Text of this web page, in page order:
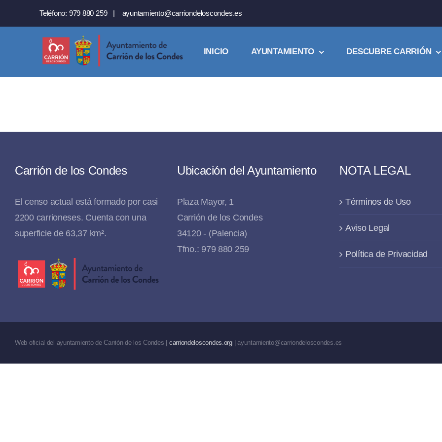
Teléfono: 979 880 259 | ayuntamiento@carriondeloscondes.es
INICIO AYUNTAMIENTO DESCUBRE CARRIÓN
Carrión de los Condes
El censo actual está formado por casi
2200 carrioneses. Cuenta con una
superficie de 63,37 km².
Ubicación del Ayuntamiento
Plaza Mayor, 1
Carrión de los Condes
34120 - (Palencia)
Tfno.: 979 880 259
NOTA LEGAL
Términos de Uso
Aviso Legal
Política de Privacidad
Web oficial del ayuntamiento de Carrión de los Condes | carriondeloscondes.org| ayuntamiento@carriondeloscondes.es